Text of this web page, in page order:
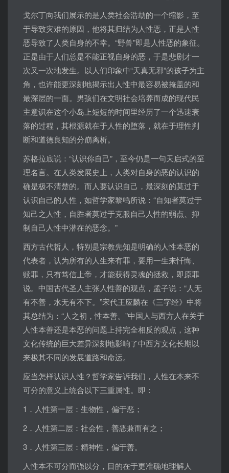
戈尔丁向我们展示的是人类社会浩劫的一个缩影，至
于导致灾难的原因，他将其归结为人性恶，正是人性
恶导致了人类自身的不幸。“野兽”即是人性恶的象征。
正是由于人们总是不能正视自身的恶，于是悲剧才一
次又一次地发生。以人们印象中“天真无邪”的孩子为主
角，也许能更深刻地揭示出人性中最容易被掩盖的和
最深层的一面。男孩们在文明社会培养而成的现代民
主意识在这个小岛上短短的时间里经历了一个迅速衰
落的过程，其根源就在于人性的堕落，就在于理性判
断和道德良知的分崩离析。
苏格拉底说：“认识你自己”，至今仍是一句天启式的至
理名言。在人类发展史上，人类对自身的恶的认识的
确是极不清楚的。而人要认识自己，最深刻的莫过于
认识自己的人性，如哲学家黎鸣所说：“自知者莫过于
知己之人性，自胜者莫过于克服自己人性的弱点、抑
制自己人性中潜在的恶念。”
西方古代哲人，特别是宗教先知是明确的人性本恶的
代表者，认为所有的人生来有罪，要用一生来忏悔、
赎罪，只有笃信上帝，才能获得灵魂的拯救，即原罪
说。中国古代圣人主张人性善的观点，孟子说：“人无
有不善，水无有不下。”宋代王应麟在《三字经》中将
其总结为：“人之初，性本善。”中国人与西方人在关于
人性本善还是本恶的问题上持完全相反的观点，这种
文化传统的巨大差异深刻地影响了中西方文化长期以
来极其不同的发展道路和命运。
应当怎样认识人性？哲学家告诉我们，人性在本来不
可分的意义上统合以下三重属性。即：
1．人性第一层：生物性，偏于恶；
2．人性第二层：社会性，善恶兼而有之；
3．人性第三层：精神性，偏于善。
人性本不可分而强以分，目的在于更准确地理解人